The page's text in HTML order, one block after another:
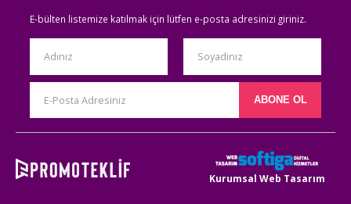
E-bülten listemize katılmak için lütfen e-posta adresinizi giriniz.
Kurumsal Web Tasarım